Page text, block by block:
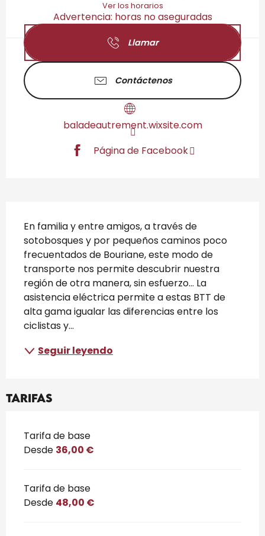
Ver los horarios
Advertencia: horas no aseguradas
Llamar
Contáctenos
baladeautrement.wixsite.com
Página de Facebook
En familia y entre amigos, a través de
sotobosques y por pequeños caminos poco
frecuentados de Bouriane, este modo de
transporte nos permite descubrir nuestra
región de otra manera, sin esfuerzo… La
asistencia eléctrica permite a estas BTT de
alta gama igualar las diferencias entre los
ciclistas y...
Seguir leyendo
Tarifas
Tarifas 2026
Tarifa de base
Desde 36,00 €
Tarifa de base
Desde 48,00 €